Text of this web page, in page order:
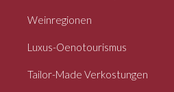
Weinregionen
Luxus-Oenotourismus
Tailor-Made Verkostungen